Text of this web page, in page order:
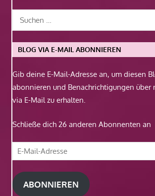
BLOG VIA E-MAIL ABONNIEREN
Gib deine E-Mail-Adresse an, um diesen
abonnieren und Benachrichtigungen über
via E-Mail zu erhalten.
Schließe dich 26 anderen Abonnenten an
E-
Mail-
Adresse
ABONNIEREN